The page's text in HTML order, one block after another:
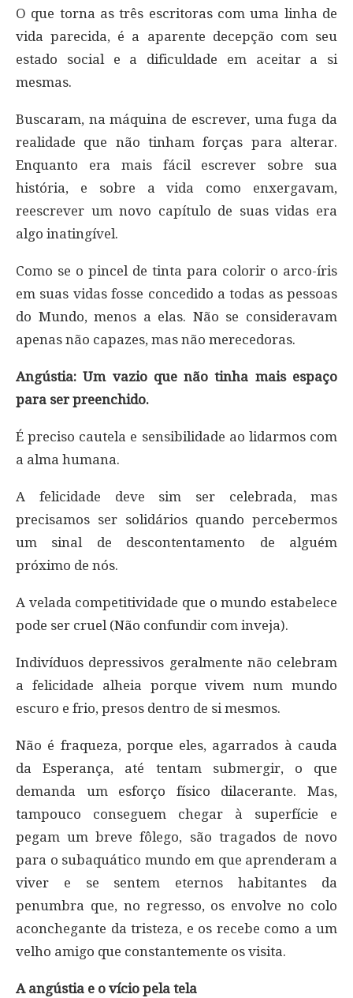
O que torna as três escritoras com uma linha de
vida parecida, é a aparente decepção com seu
estado social e a dificuldade em aceitar a si
mesmas.
Buscaram, na máquina de escrever, uma fuga da
realidade que não tinham forças para alterar.
Enquanto era mais fácil escrever sobre sua
história, e sobre a vida como enxergavam,
reescrever um novo capítulo de suas vidas era
algo inatingível.
Como se o pincel de tinta para colorir o arco-íris
em suas vidas fosse concedido a todas as pessoas
do Mundo, menos a elas. Não se consideravam
apenas não capazes, mas não merecedoras.
Angústia: Um vazio que não tinha mais espaço
para ser preenchido.
É preciso cautela e sensibilidade ao lidarmos com
a alma humana.
A felicidade deve sim ser celebrada, mas
precisamos ser solidários quando percebermos
um sinal de descontentamento de alguém
próximo de nós.
A velada competitividade que o mundo estabelece
pode ser cruel (Não confundir com inveja).
Indivíduos depressivos geralmente não celebram
a felicidade alheia porque vivem num mundo
escuro e frio, presos dentro de si mesmos.
Não é fraqueza, porque eles, agarrados à cauda
da Esperança, até tentam submergir, o que
demanda um esforço físico dilacerante. Mas,
tampouco conseguem chegar à superfície e
pegam um breve fôlego, são tragados de novo
para o subaquático mundo em que aprenderam a
viver e se sentem eternos habitantes da
penumbra que, no regresso, os envolve no colo
aconchegante da tristeza, e os recebe como a um
velho amigo que constantemente os visita.
A angústia e o vício pela tela